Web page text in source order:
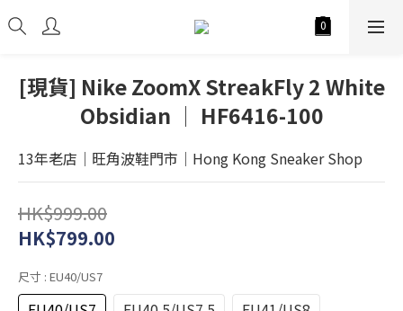
[現貨] Nike ZoomX StreakFly 2 White
Obsidian │ HF6416-100
13年老店│旺角波鞋門市│Hong Kong Sneaker Shop
HK$999.00
HK$799.00
尺寸 : EU40/US7